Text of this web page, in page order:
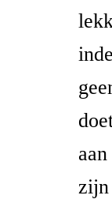
zijn